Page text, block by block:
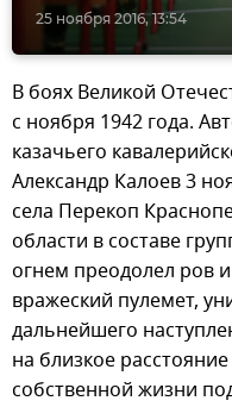
25 ноября 2016, 13:54
В боях Великой
с ноября 1942 года.
казачьего
Александр Калоев 3
села Перекоп
области в составе
огнем преодолел ров
вражеский пулемет,
дальнейшего
на близкое
собственной жизни